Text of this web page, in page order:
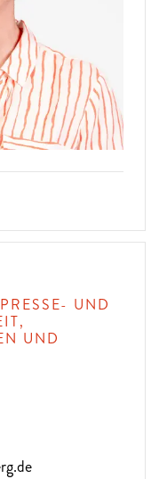
UND
UND